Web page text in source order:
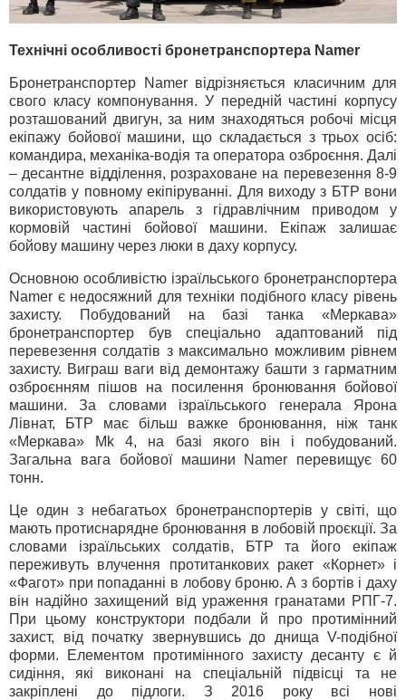
Технічні особливості бронетранспортера Namer
Бронетранспортер Namer відрізняється класичним для
свого класу компонування. У передній частині корпусу
розташований двигун, за ним знаходяться робочі місця
екіпажу бойової машини, що складається з трьох осіб:
командира, механіка-водія та оператора озброєння. Далі
– десантне відділення, розраховане на перевезення 8-9
солдатів у повному екіпіруванні. Для виходу з БТР вони
використовують апарель з гідравлічним приводом у
кормовій частині бойової машини. Екіпаж залишає
бойову машину через люки в даху корпусу.
Основною особливістю ізраїльського бронетранспортера
Namer є недосяжний для техніки подібного класу рівень
захисту. Побудований на базі танка «Меркава»
бронетранспортер був спеціально адаптований під
перевезення солдатів з максимально можливим рівнем
захисту. Виграш ваги від демонтажу башти з гарматним
озброєнням пішов на посилення бронювання бойової
машини. За словами ізраїльського генерала Ярона
Лівнат, БТР має більш важке бронювання, ніж танк
«Меркава» Mk 4, на базі якого він і побудований.
Загальна вага бойової машини Namer перевищує 60
тонн.
Це один з небагатьох бронетранспортерів у світі, що
мають протиснарядне бронювання в лобовій проєкції. За
словами ізраїльських солдатів, БТР та його екіпаж
переживуть влучення протитанкових ракет «Корнет» і
«Фагот» при попаданні в лобову броню. А з бортів і даху
він надійно захищений від ураження гранатами РПГ-7.
При цьому конструктори подбали й про протимінний
захист, від початку звернувшись до днища V-подібної
форми. Елементом протимінного захисту десанту є й
сидіння, які виконані на спеціальній підвісці та не
закріплені до підлоги. З 2016 року всі нові